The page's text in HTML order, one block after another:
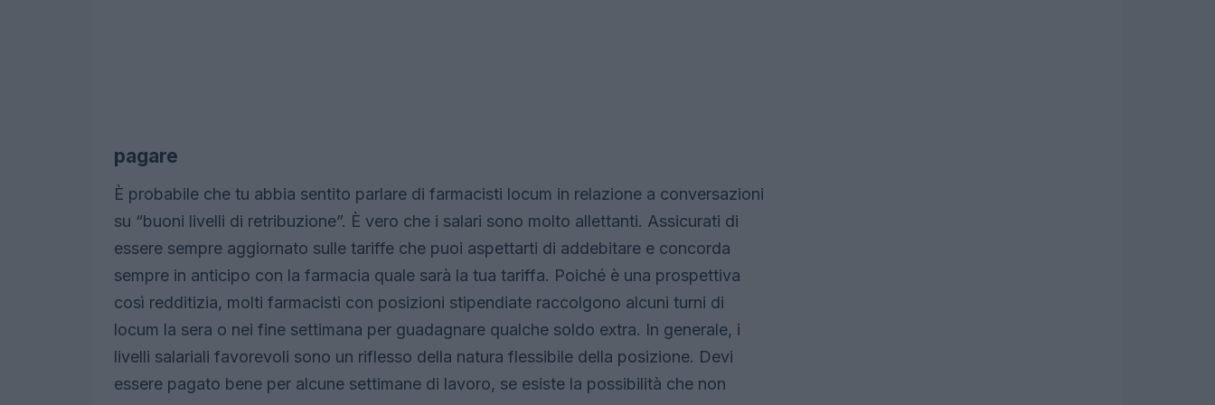
pagare
È probabile che tu abbia sentito parlare di farmacisti locum in relazione a conversazioni
su “buoni livelli di retribuzione”. È vero che i salari sono molto allettanti. Assicurati di
essere sempre aggiornato sulle tariffe che puoi aspettarti di addebitare e concorda
sempre in anticipo con la farmacia quale sarà la tua tariffa. Poiché è una prospettiva
così redditizia, molti farmacisti con posizioni stipendiate raccolgono alcuni turni di
locum la sera o nei fine settimana per guadagnare qualche soldo extra. In generale, i
livelli salariali favorevoli sono un riflesso della natura flessibile della posizione. Devi
essere pagato bene per alcune settimane di lavoro, se esiste la possibilità che non